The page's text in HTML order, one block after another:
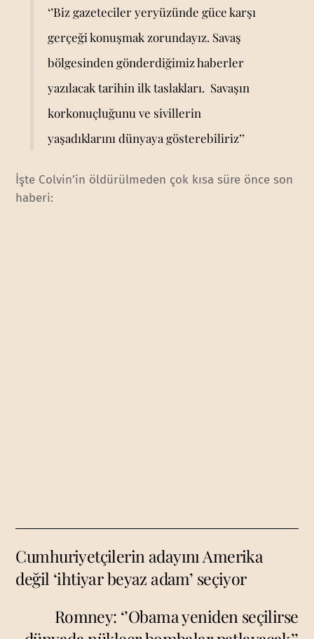
‘’Biz gazeteciler yeryüzünde güce karşı
gerçeği konuşmak zorundayız. Savaş
bölgesinden gönderdiğimiz haberler
yazılacak tarihin ilk taslakları. Savaşın
korkonuçluğunu ve sivillerin
yaşadıklarını dünyaya gösterebiliriz’’
İşte Colvin’in öldürülmeden çok kısa süre önce son
haberi:
Cumhuriyetçilerin adayını Amerika
değil ‘ihtiyar beyaz adam’ seçiyor
Romney: ‘’Obama yeniden seçilirse